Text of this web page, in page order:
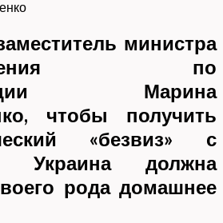
министра
по
Марина
чтобы получить
«безвиз» с
Украина должна
рода домашнее